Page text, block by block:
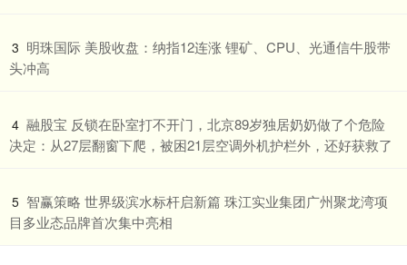
3 ​明珠国际 美股收盘：纳指12连涨 锂矿、CPU、光通信牛股带
头冲高
4 ​融股宝 反锁在卧室打不开门，北京89岁独居奶奶做了个危险
决定：从27层翻窗下爬，被困21层空调外机护栏外，还好获救了
5 ​智赢策略 世界级滨水标杆启新篇 珠江实业集团广州聚龙湾项
目多业态品牌首次集中亮相